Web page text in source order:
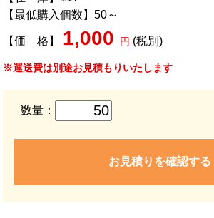
【最低購入個数】50～
【価 格】 1,000 円 (税別)
※運送費は別途お見積もりいたします
数量：
お見積りを確認する